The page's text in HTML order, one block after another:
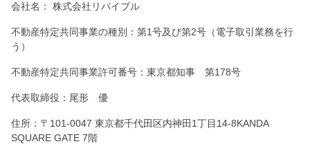
会社名： 株式会社リバイブル
不動産特定共同事業の種別：第1号及び第2号（電子取引業務を行
う）
不動産特定共同事業許可番号：東京都知事 第178号
代表取締役：尾形 優
住所：〒101-0047 東京都千代田区内神田1丁目14-8KANDA
SQUARE GATE 7階